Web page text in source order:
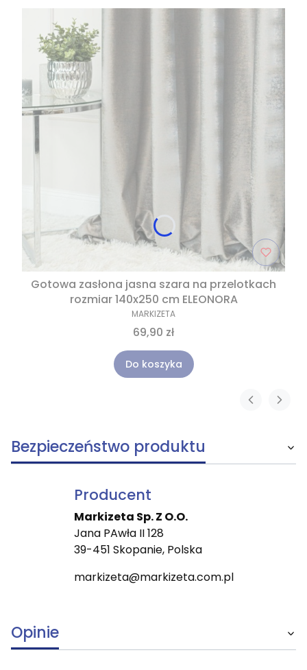
Gotowa zasłona jasna szara na przelotkach
rozmiar 140x250 cm ELEONORA
MARKIZETA
69,90 zł
Do koszyka
Bezpieczeństwo produktu
Producent
Markizeta Sp. Z O.O.
Jana PAwła II 128
39-451 Skopanie, Polska
markizeta@markizeta.com.pl
Opinie